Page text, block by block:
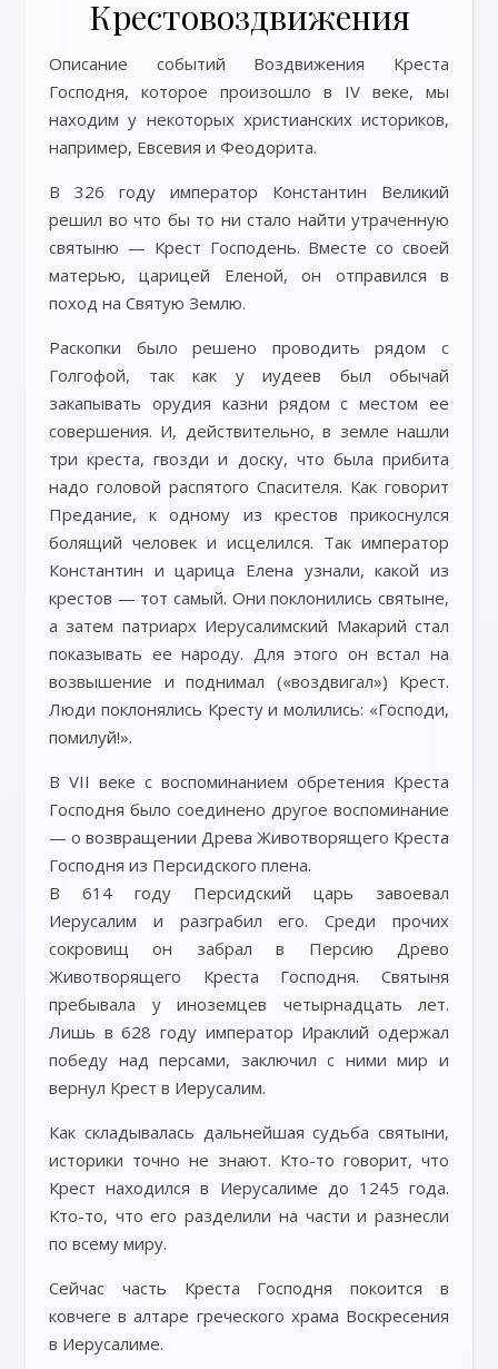
Крестовоздвижения
Описание событий Воздвижения Креста
Господня, которое произошло в IV веке, мы
находим у некоторых христианских историков,
например, Евсевия и Феодорита.
В 326 году император Константин Великий
решил во что бы то ни стало найти утраченную
святыню — Крест Господень. Вместе со своей
матерью, царицей Еленой, он отправился в
поход на Святую Землю.
Раскопки было решено проводить рядом с
Голгофой, так как у иудеев был обычай
закапывать орудия казни рядом с местом ее
совершения. И, действительно, в земле нашли
три креста, гвозди и доску, что была прибита
надо головой распятого Спасителя. Как говорит
Предание, к одному из крестов прикоснулся
болящий человек и исцелился. Так император
Константин и царица Елена узнали, какой из
крестов — тот самый. Они поклонились святыне,
а затем патриарх Иерусалимский Макарий стал
показывать ее народу. Для этого он встал на
возвышение и поднимал («воздвигал») Крест.
Люди поклонялись Кресту и молились: «Господи,
помилуй!».
В VII веке с воспоминанием обретения Креста
Господня было соединено другое воспоминание
— о возвращении Древа Животворящего Креста
Господня из Персидского плена.
В 614 году Персидский царь завоевал
Иерусалим и разграбил его. Среди прочих
сокровищ он забрал в Персию Древо
Животворящего Креста Господня. Святыня
пребывала у иноземцев четырнадцать лет.
Лишь в 628 году император Ираклий одержал
победу над персами, заключил с ними мир и
вернул Крест в Иерусалим.
Как складывалась дальнейшая судьба святыни,
историки точно не знают. Кто-то говорит, что
Крест находился в Иерусалиме до 1245 года.
Кто-то, что его разделили на части и разнесли
по всему миру.
Сейчас часть Креста Господня покоится в
ковчеге в алтаре греческого храма Воскресения
в Иерусалиме.